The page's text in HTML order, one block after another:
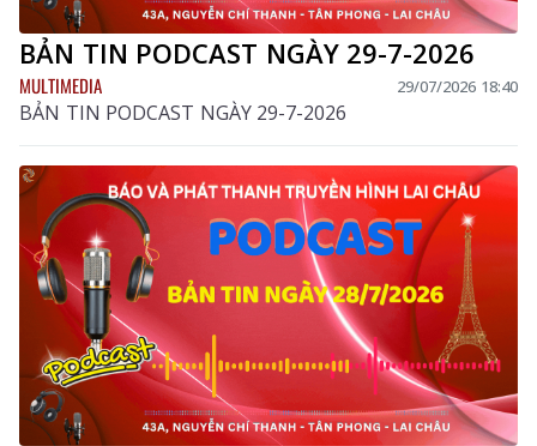
BẢN TIN PODCAST NGÀY 29-7-2026
MULTIMEDIA 29/07/2026 18:40
BẢN TIN PODCAST NGÀY 29-7-2026